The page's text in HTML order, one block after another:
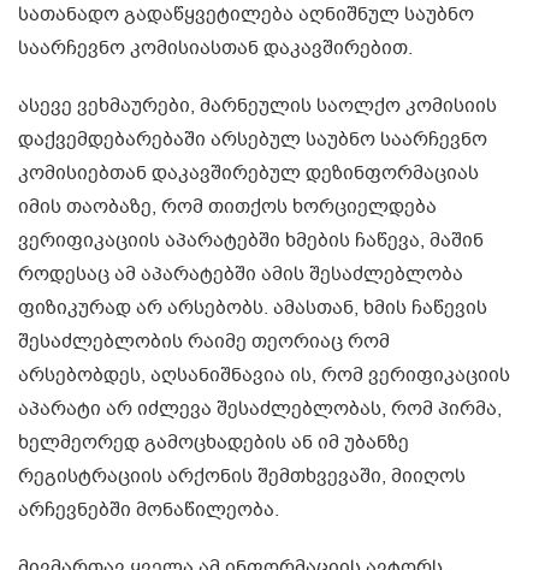
სათანადო გადაწყვეტილება აღნიშნულ საუბნო
საარჩევნო კომისიასთან დაკავშირებით.
ასევე ვეხმაურები, მარნეულის საოლქო კომისიის
დაქვემდებარებაში არსებულ საუბნო საარჩევნო
კომისიებთან დაკავშირებულ დეზინფორმაციას
იმის თაობაზე, რომ თითქოს ხორციელდება
ვერიფიკაციის აპარატებში ხმების ჩაწევა, მაშინ
როდესაც ამ აპარატებში ამის შესაძლებლობა
ფიზიკურად არ არსებობს. ამასთან, ხმის ჩაწევის
შესაძლებლობის რაიმე თეორიაც რომ
არსებობდეს, აღსანიშნავია ის, რომ ვერიფიკაციის
აპარატი არ იძლევა შესაძლებლობას, რომ პირმა,
ხელმეორედ გამოცხადების ან იმ უბანზე
რეგისტრაციის არქონის შემთხვევაში, მიიღოს
არჩევნებში მონაწილეობა.